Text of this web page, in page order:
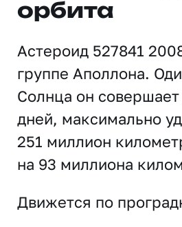
орбита
Астероид 527841
группе Аполлона.
Солнца он
дней, максимально
251 миллион
на 93 миллиона
Движется по